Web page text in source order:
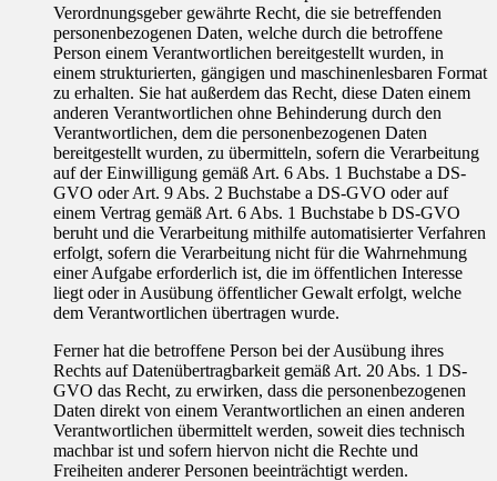
Verordnungsgeber gewährte Recht, die sie betreffenden
personenbezogenen Daten, welche durch die betroffene
Person einem Verantwortlichen bereitgestellt wurden, in
einem strukturierten, gängigen und maschinenlesbaren Format
zu erhalten. Sie hat außerdem das Recht, diese Daten einem
anderen Verantwortlichen ohne Behinderung durch den
Verantwortlichen, dem die personenbezogenen Daten
bereitgestellt wurden, zu übermitteln, sofern die Verarbeitung
auf der Einwilligung gemäß Art. 6 Abs. 1 Buchstabe a DS-
GVO oder Art. 9 Abs. 2 Buchstabe a DS-GVO oder auf
einem Vertrag gemäß Art. 6 Abs. 1 Buchstabe b DS-GVO
beruht und die Verarbeitung mithilfe automatisierter Verfahren
erfolgt, sofern die Verarbeitung nicht für die Wahrnehmung
einer Aufgabe erforderlich ist, die im öffentlichen Interesse
liegt oder in Ausübung öffentlicher Gewalt erfolgt, welche
dem Verantwortlichen übertragen wurde.
Ferner hat die betroffene Person bei der Ausübung ihres
Rechts auf Datenübertragbarkeit gemäß Art. 20 Abs. 1 DS-
GVO das Recht, zu erwirken, dass die personenbezogenen
Daten direkt von einem Verantwortlichen an einen anderen
Verantwortlichen übermittelt werden, soweit dies technisch
machbar ist und sofern hiervon nicht die Rechte und
Freiheiten anderer Personen beeinträchtigt werden.